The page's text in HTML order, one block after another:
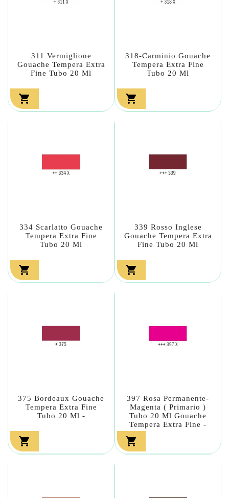
311 Vermiglione
Gouache Tempera Extra
Fine Tubo 20 Ml

318-Carminio Gouache
Tempera Extra Fine
Tubo 20 Ml

334 Scarlatto Gouache
Tempera Extra Fine
Tubo 20 Ml

339 Rosso Inglese
Gouache Tempera Extra
Fine Tubo 20 Ml

375 Bordeaux Gouache
Tempera Extra Fine
Tubo 20 Ml -

397 Rosa Permanente-
Magenta ( Primario )
Tubo 20 Ml Gouache
Tempera Extra Fine -
